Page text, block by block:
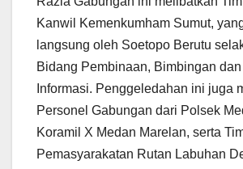
Kanwil Kemenkumham Sumut,
langsung oleh Soetopo Berutu
Bidang Pembinaan, Bimbingan
Informasi. Penggeledahan ini juga
Personel Gabungan dari Polsek
Koramil X Medan Marelan, serta
Pemasyarakatan Rutan Labuhan